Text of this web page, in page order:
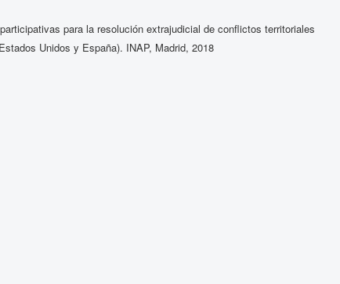
para la resolución extrajudicial de conflictos territoriales
Unidos y España). INAP, Madrid, 2018